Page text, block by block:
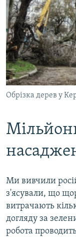
Обрізка дерев у
Ми вивчили
з'ясували, що
витрачають
догляду за
робота